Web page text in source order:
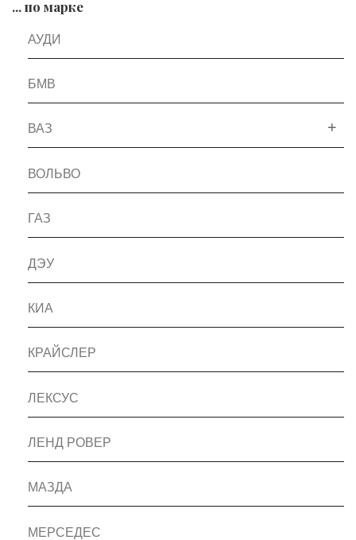
... по марке
АУДИ
БМВ
ВАЗ
ВОЛЬВО
ГАЗ
ДЭУ
КИА
КРАЙСЛЕР
ЛЕКСУС
ЛЕНД РОВЕР
МАЗДА
МЕРСЕДЕС